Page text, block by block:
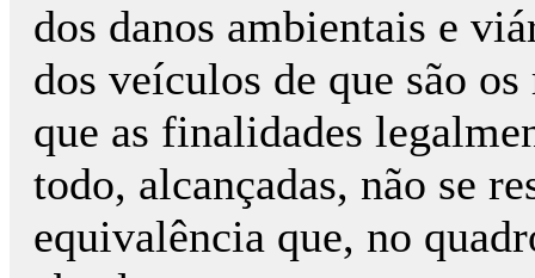
dos danos ambientais e
dos veículos de que são
que as finalidades
todo, alcançadas, não se
equivalência que, no